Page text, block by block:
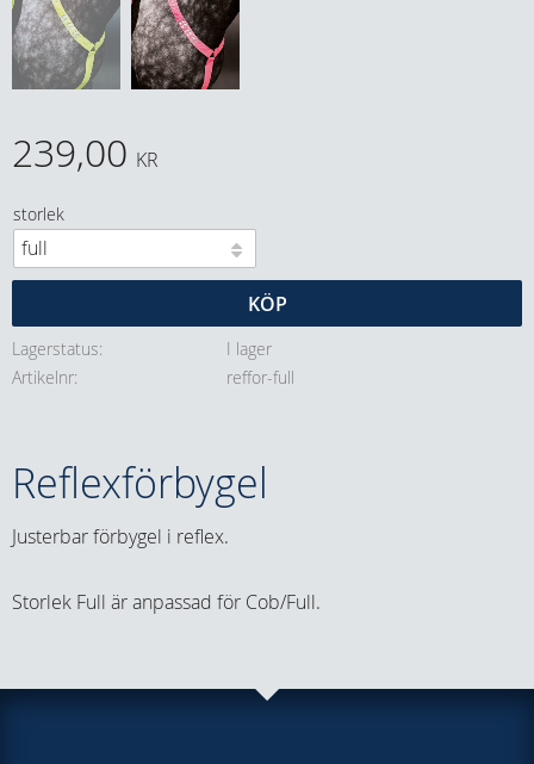
239,00 KR
storlek
KÖP
Lagerstatus
I lager
Artikelnr
reffor-full
Reflexförbygel
Justerbar förbygel i reflex.
Storlek Full är anpassad för Cob/Full.